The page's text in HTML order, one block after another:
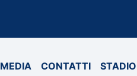
MEDIA CONTATTI STADIO